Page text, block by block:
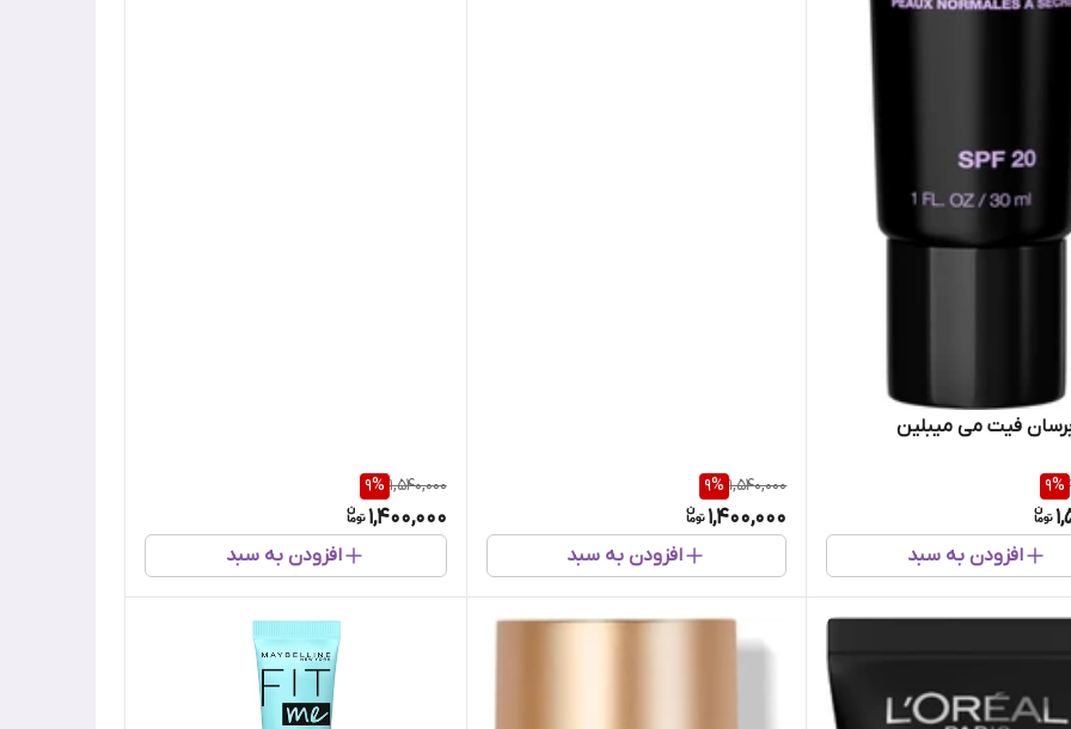
فیت می میبلین
9%
افزودن به سبد
1,540,000
9%
1,400,000
افزودن به سبد
1,540,000
9%
1,400,000
افزودن به سبد